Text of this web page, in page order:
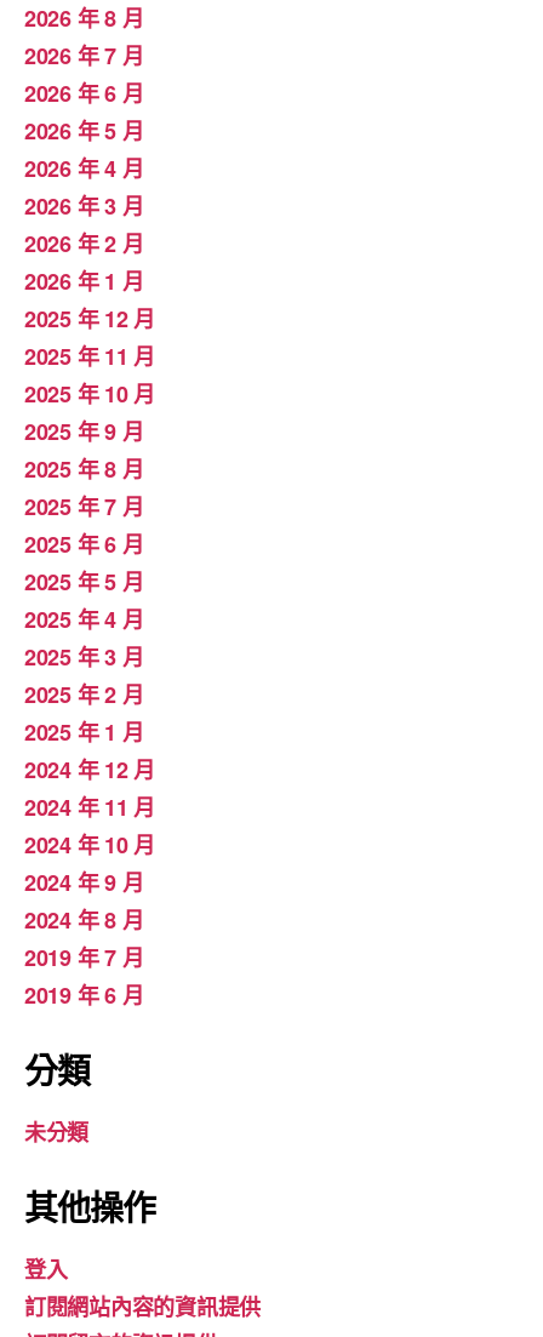
2026 年 8 月
2026 年 7 月
2026 年 6 月
2026 年 5 月
2026 年 4 月
2026 年 3 月
2026 年 2 月
2026 年 1 月
2025 年 12 月
2025 年 11 月
2025 年 10 月
2025 年 9 月
2025 年 8 月
2025 年 7 月
2025 年 6 月
2025 年 5 月
2025 年 4 月
2025 年 3 月
2025 年 2 月
2025 年 1 月
2024 年 12 月
2024 年 11 月
2024 年 10 月
2024 年 9 月
2024 年 8 月
2019 年 7 月
2019 年 6 月
分類
未分類
其他操作
登入
訂閱網站內容的資訊提供